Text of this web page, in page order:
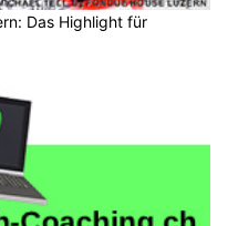
Das Highlight für